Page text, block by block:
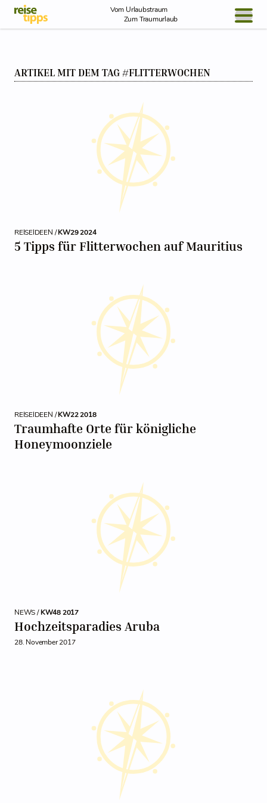
Skip to Content
Vom Urlaubstraum
Zum Traumurlaub
NEWS
ARTIKEL MIT DEM TAG #FLITTERWOCHEN
REISEIDEEN /KW29 2024
5 Tipps für Flitterwochen auf Mauritius
REISEIDEEN /KW22 2018
Traumhafte Orte für königliche
Honeymoonziele
NEWS /KW48 2017
Hochzeitsparadies Aruba
28. November 2017